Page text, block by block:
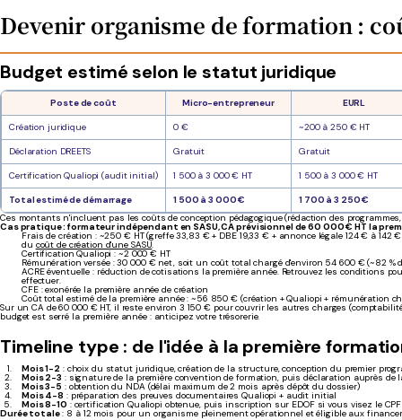
Devenir organisme de formation :
Budget estimé selon le statut juridique
Poste de coût Micro-entrepreneur EURL
Création juridique 0 € ~200 à 250 € HT
Déclaration DREETS Gratuit Gratuit
Certification Qualiopi (audit initial) 1 500 à 3 000 € HT 1 500 à 3 000 € HT
Total estimé de démarrage 1 500 à 3 000 €
1 700 à 3 250 €
Ces montants n'incluent pas les coûts de conception pédagogique (rédaction des
Cas pratique : formateur indépendant en SASU, CA prévisionnel de 60 000 € HT la
Frais de création : ~250 € HT (greffe 33,83 € + DBE 19,33 € + annonce légale 124 € à
du coût de création d'une SASU.
Certification Qualiopi : ~2 000 € HT
Rémunération versée : 30 000 € net, soit un coût total chargé d'environ 54 600 € (~82 %
ACRE éventuelle : réduction de cotisations la première année. Retrouvez les conditions
effectuer.
CFE : exonérée la première année de création
Coût total estimé de la première année : ~56 850 € (création + Qualiopi + rémunération
Sur un CA de 60 000 € HT, il reste environ 3 150 € pour couvrir les autres charges
budget est serré la première année : anticipez votre trésorerie.
Timeline type : de l'idée à la première
Mois 1-2 : choix du statut juridique, création de la structure, conception du premier
Mois 2-3 : signature de la première convention de formation, puis déclaration auprès de la
Mois 3-5 : obtention du NDA (délai maximum de 2 mois après dépôt du dossier)
Mois 4-8 : préparation des preuves documentaires Qualiopi + audit initial
Mois 8-10 : certification Qualiopi obtenue, puis inscription sur EDOF si vous visez le CPF
Durée totale: 8 à 12 mois pour un organisme pleinement opérationnel et éligible aux